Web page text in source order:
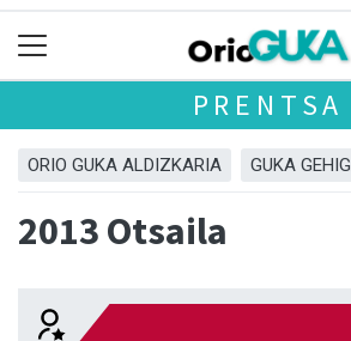
PRENTSA
ORIO GUKA ALDIZKARIA GUKA
2013 Otsaila